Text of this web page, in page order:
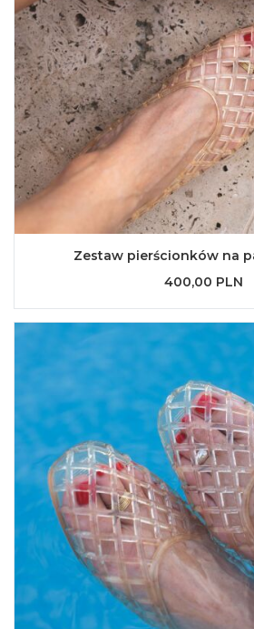
Zestaw pierścionków na
400,00 PLN